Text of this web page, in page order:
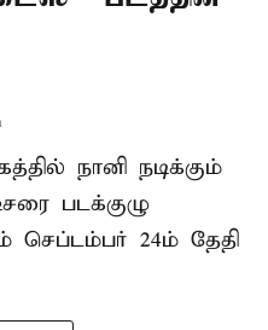
நானி நடிக்கும்
படக்குழு
செப்டம்பர் 24ம் தேதி